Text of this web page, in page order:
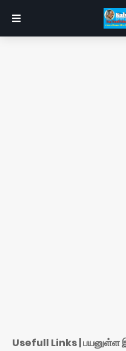
Usefull Links | பயனுள்ள